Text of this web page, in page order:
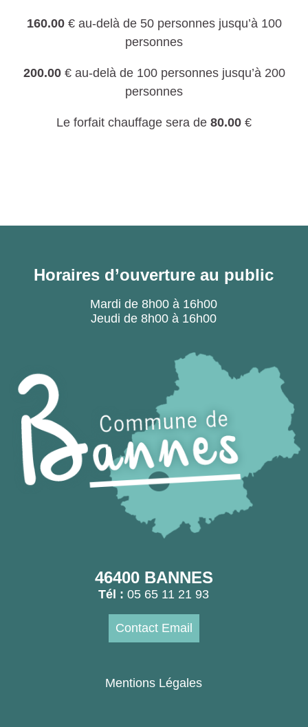
160.00€ au-delà de 50 personnes jusqu’à 100
personnes
200.00€ au-delà de 100 personnes jusqu’à 200
personnes
Le forfait chauffage sera de 80.00 €
Horaires d’ouverture au public
Mardi de 8h00 à 16h00
Jeudi de 8h00 à 16h00
46400 BANNES
Tél : 05 65 11 21 93
Contact Email
Mentions Légales